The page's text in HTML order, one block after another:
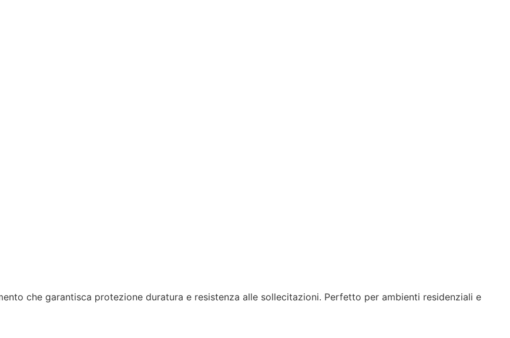
che garantisca protezione duratura e resistenza alle sollecitazioni. Perfetto per ambienti residenziali e